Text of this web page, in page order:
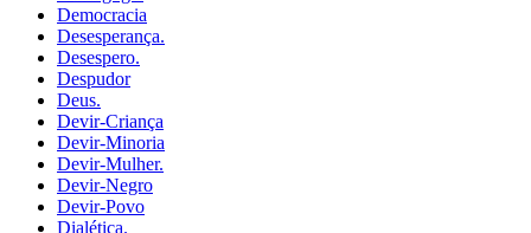
Democracia
Desesperança.
Desespero.
Despudor
Deus.
Devir-Criança
Devir-Minoria
Devir-Mulher.
Devir-Negro
Devir-Povo
Dialética.